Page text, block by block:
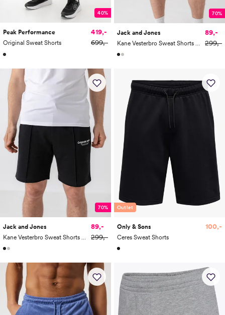
40%
Peak Performance
Original Sweat Shorts
419,-
699,-
70%
Jack and Jones
Kane Vesterbro Sweat Shorts Mid
89,-
299,-
70%
Jack and Jones
89,-
299,-
Outlet
Only & Sons
Ceres Sweat Shorts
100,-